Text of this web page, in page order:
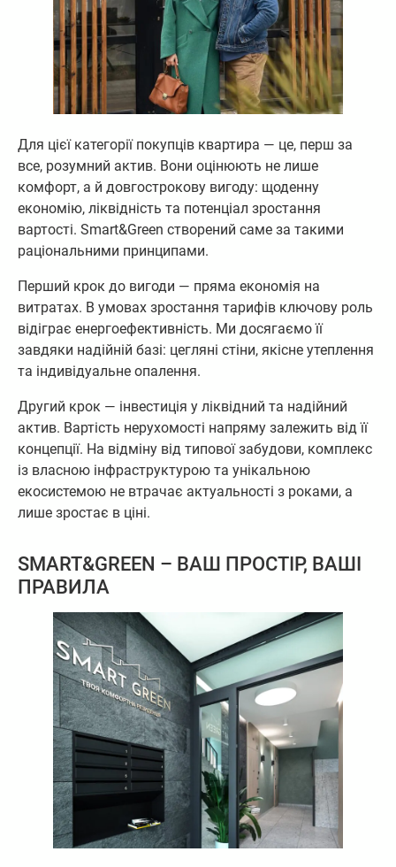
Для цієї категорії покупців квартира — це, перш за
все, розумний актив. Вони оцінюють не лише
комфорт, а й довгострокову вигоду: щоденну
економію, ліквідність та потенціал зростання
вартості. Smart&Green створений саме за такими
раціональними принципами.
Перший крок до вигоди — пряма економія на
витратах. В умовах зростання тарифів ключову роль
відіграє енергоефективність. Ми досягаємо її
завдяки надійній базі: цегляні стіни, якісне утеплення
та індивідуальне опалення.
Другий крок — інвестиція у ліквідний та надійний
актив. Вартість нерухомості напряму залежить від її
концепції. На відміну від типової забудови, комплекс
із власною інфраструктурою та унікальною
екосистемою не втрачає актуальності з роками, а
лише зростає в ціні.
SMART&GREEN – ВАШ ПРОСТІР, ВАШІ
ПРАВИЛА